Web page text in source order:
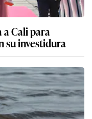
a Cali para
su investidura